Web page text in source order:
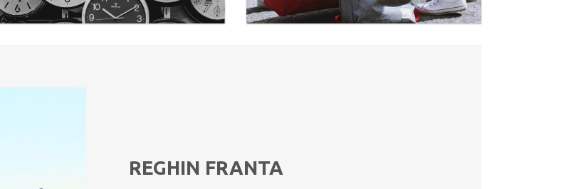
REGHIN FRANTA